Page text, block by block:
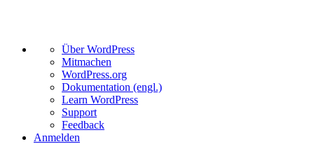
Über
WordPress
Über WordPress
Mitmachen
WordPress.org
Dokumentation (engl.)
Learn WordPress
Support
Feedback
Anmelden